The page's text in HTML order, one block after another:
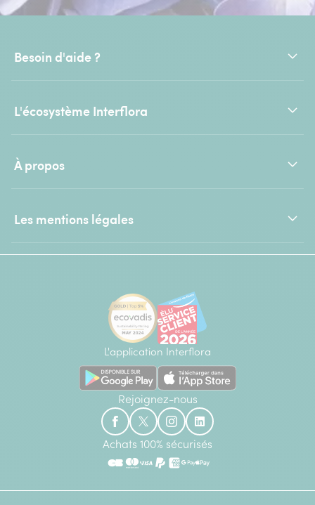
Besoin d'aide ?
L'écosystème Interflora
À propos
Les mentions légales
L'application Interflora
Rejoignez-nous
Achats 100% sécurisés